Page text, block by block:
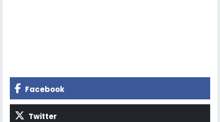
Facebook
Twitter